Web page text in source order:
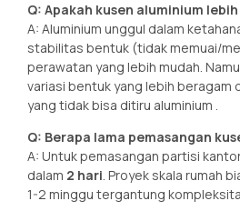
Q: Apakah kusen aluminium
A: Aluminium unggul dalam
stabilitas bentuk (tidak memuai/
perawatan yang lebih mudah.
variasi bentuk yang lebih beragam
yang tidak bisa ditiru aluminium .
Q: Berapa lama pemasangan
A: Untuk pemasangan partisi
dalam 2 hari. Proyek skala rumah
1-2 minggu tergantung